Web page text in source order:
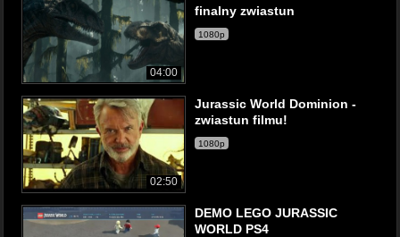
04:00
finalny zwiastun
1080p
02:50
Jurassic World Dominion -
zwiastun filmu!
1080p
DEMO LEGO JURASSIC
WORLD PS4